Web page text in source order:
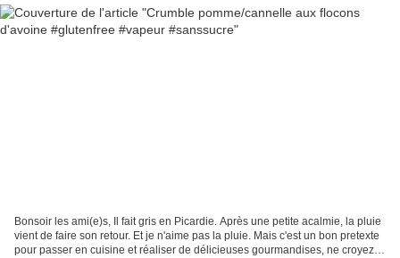
Bonsoir les ami(e)s, Il fait gris en Picardie. Après une petite acalmie, la pluie
vient de faire son retour. Et je n'aime pas la pluie. Mais c'est un bon pretexte
pour passer en cuisine et réaliser de délicieuses gourmandises, ne croyez